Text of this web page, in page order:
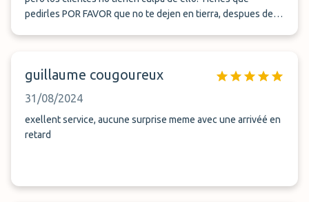
pedirles POR FAVOR que no te dejen en tierra, despues de
guillaume cougoureux
31/08/2024
exellent service, aucune surprise meme avec une arrivéé en
retard